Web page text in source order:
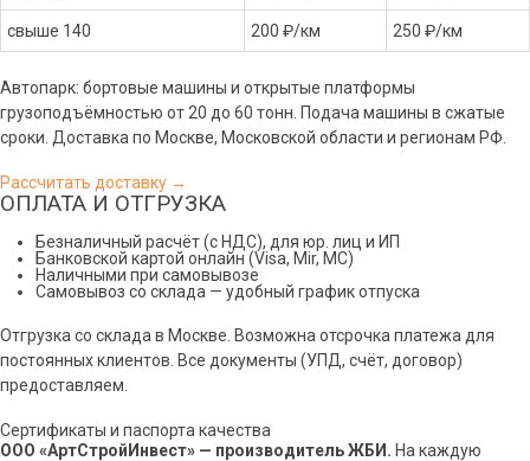
свыше 140 200 ₽/км 250 ₽/км
Автопарк: бортовые машины и открытые платформы
грузоподъёмностью от 20 до 60 тонн. Подача машины в сжатые
сроки. Доставка по Москве, Московской области и регионам РФ.
Рассчитать доставку →
ОПЛАТА И ОТГРУЗКА
Безналичный расчёт (с НДС), для юр. лиц и ИП
Банковской картой онлайн (Visa, Mir, МС)
Наличными при самовывозе
Самовывоз со склада — удобный график отпуска
Отгрузка со склада в Москве. Возможна отсрочка платежа для
постоянных клиентов. Все документы (УПД, счёт, договор)
предоставляем.
Сертификаты и паспорта качества
ООО «АртСтройИнвест» — производитель ЖБИ. На каждую